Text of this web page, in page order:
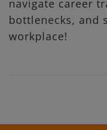
navigate career
bottlenecks, and
workplace!